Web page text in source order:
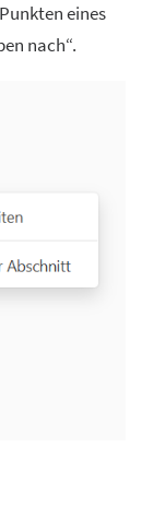
eines
nach“.